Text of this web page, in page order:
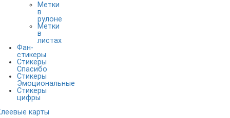
Метки
в
рулоне
Метки
в
листах
Фан-
стикеры
Стикеры
Спасибо
Стикеры
Эмоциональные
Стикеры
цифры
карты